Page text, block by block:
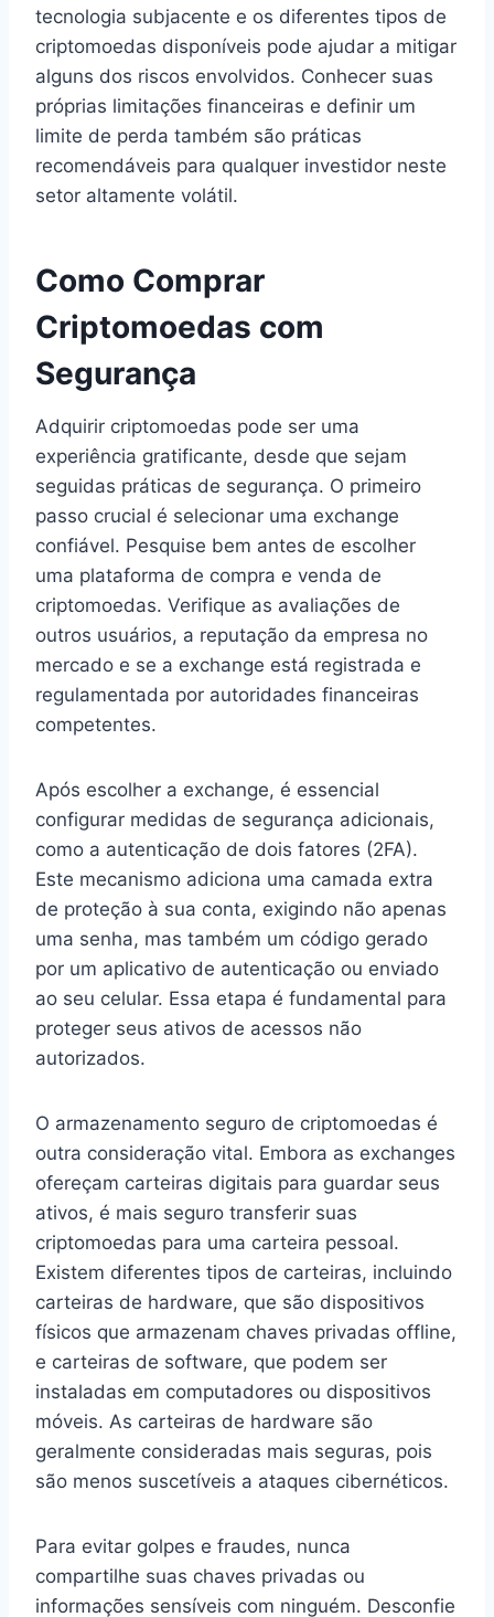
tecnologia subjacente e os diferentes tipos de
criptomoedas disponíveis pode ajudar a mitigar
alguns dos riscos envolvidos. Conhecer suas
próprias limitações financeiras e definir um
limite de perda também são práticas
recomendáveis para qualquer investidor neste
setor altamente volátil.
Como Comprar
Criptomoedas com
Segurança
Adquirir criptomoedas pode ser uma
experiência gratificante, desde que sejam
seguidas práticas de segurança. O primeiro
passo crucial é selecionar uma exchange
confiável. Pesquise bem antes de escolher
uma plataforma de compra e venda de
criptomoedas. Verifique as avaliações de
outros usuários, a reputação da empresa no
mercado e se a exchange está registrada e
regulamentada por autoridades financeiras
competentes.
Após escolher a exchange, é essencial
configurar medidas de segurança adicionais,
como a autenticação de dois fatores (2FA).
Este mecanismo adiciona uma camada extra
de proteção à sua conta, exigindo não apenas
uma senha, mas também um código gerado
por um aplicativo de autenticação ou enviado
ao seu celular. Essa etapa é fundamental para
proteger seus ativos de acessos não
autorizados.
O armazenamento seguro de criptomoedas é
outra consideração vital. Embora as exchanges
ofereçam carteiras digitais para guardar seus
ativos, é mais seguro transferir suas
criptomoedas para uma carteira pessoal.
Existem diferentes tipos de carteiras, incluindo
carteiras de hardware, que são dispositivos
físicos que armazenam chaves privadas offline,
e carteiras de software, que podem ser
instaladas em computadores ou dispositivos
móveis. As carteiras de hardware são
geralmente consideradas mais seguras, pois
são menos suscetíveis a ataques cibernéticos.
Para evitar golpes e fraudes, nunca
compartilhe suas chaves privadas ou
informações sensíveis com ninguém. Desconfie